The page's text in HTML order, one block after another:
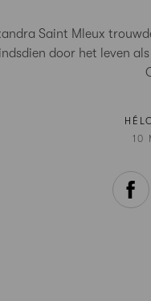
Saint Mleux
door het leven
10